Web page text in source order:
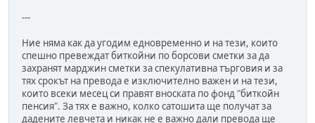
---
Ние няма как да угодим едновременно и на тези, които
спешно превеждат биткойни по борсови сметки за да
захранят марджин сметки за спекулативна търговия и за
тях срокът на превода е изключително важен и на тези,
които всеки месец си правят вноската по фонд "биткойн
пенсия". За тях е важно, колко сатошита ще получат за
дадените левчета и никак не е важно дали превода ще